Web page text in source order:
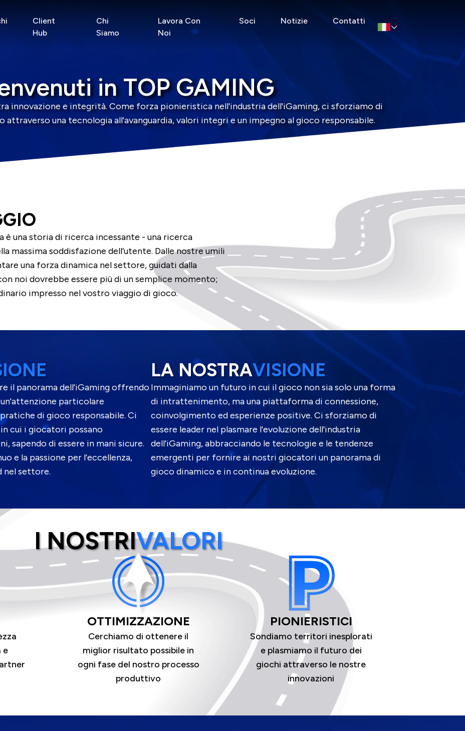
Client
Hub
Chi
Siamo
Lavora Con
Noi
Soci Notizie Contatti
in TOP GAMING
innovazione e integrità. Come forza pionieristica nell'industria dell'iGaming, ci sforziamo di
una tecnologia all'avanguardia, valori integri e un impegno al gioco responsabile.
è una storia di ricerca incessante - una ricerca
massima soddisfazione dell’utente. Dalle nostre umili
una forza dinamica nel settore, guidati dalla
noi dovrebbe essere più di un semplice momento;
impresso nel vostro viaggio di gioco.
il panorama dell'iGaming offrendo
particolare
di gioco responsabile. Ci
cui i giocatori possano
sapendo di essere in mani sicure.
e la passione per l'eccellenza,
nel settore.
LA NOSTRAVISIONE
Immaginiamo un futuro in cui il gioco non sia solo una forma
di intrattenimento, ma una piattaforma di connessione,
coinvolgimento ed esperienze positive. Ci sforziamo di
essere leader nel plasmare l'evoluzione dell'industria
dell'iGaming, abbracciando le tecnologie e le tendenze
emergenti per fornire ai nostri giocatori un panorama di
gioco dinamico e in continua evoluzione.
I NOSTRIVALORI
e
OTTIMIZZAZIONE
Cerchiamo di ottenere il
miglior risultato possibile in
ogni fase del nostro processo
produttivo
PIONIERISTICI
Sondiamo territori inesplorati
e plasmiamo il futuro dei
giochi attraverso le nostre
innovazioni